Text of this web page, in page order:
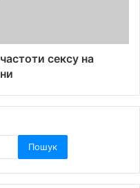
сексу на
Пошук